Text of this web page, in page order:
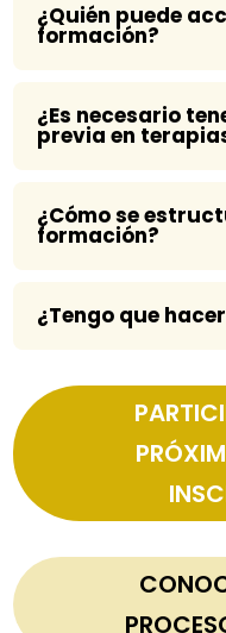
¿Quién puede
formación?
¿Es necesario
previa en
¿Cómo se
formación?
¿Tengo que